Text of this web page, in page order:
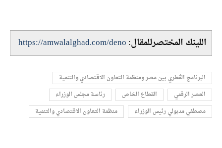
اللينك المختصرللمقال:https://amwalalghad.com/deno
البرنامج القُطري بين مصر ومنظمة التعاون الاقتصادي والتنمية
العصر الرقمي
القطاع الخاص
رئاسة مجلس الوزراء
مصطفي مدبولي رئيس الوزراء
منظمة التعاون الاقتصادي والتنمية